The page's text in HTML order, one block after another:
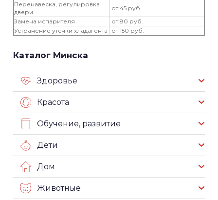
Перенавеска, регулировка
двери
от 45 руб.
Замена испарителя
от 80 руб.
Устранение утечки хладагента
от 150 руб.
Каталог Минска
Здоровье
Красота
Обучение, развитие
Дети
Дом
Животные